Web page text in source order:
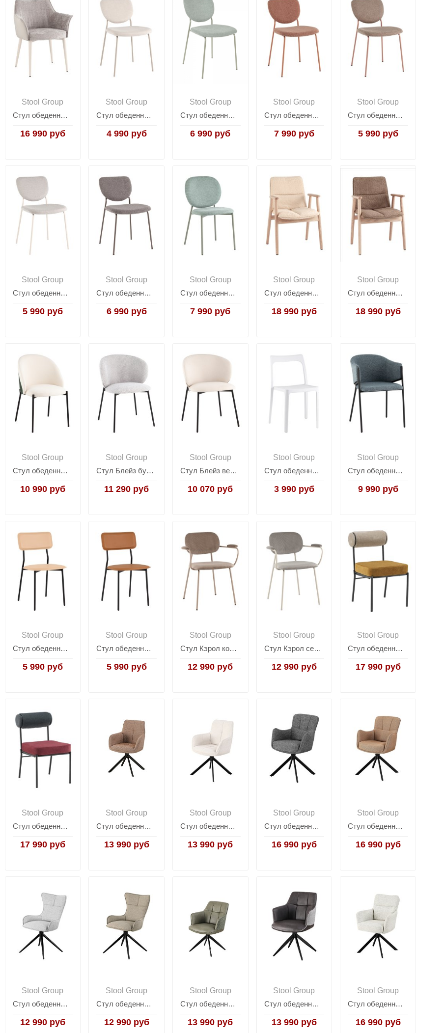
Stool Group
Стул обеденный Feston слоновая кость букле с экокожей
16 990 руб
Stool Group
Стул обеденный Gigi шенилл бежевый кремовые ножки
4 990 руб
Stool Group
Стул обеденный Gigi шенилл зеленый
6 990 руб
Stool Group
Стул обеденный Gigi коричневый букле розовые ножки
7 990 руб
Stool Group
Стул обеденный Gigi шенилл коричневый розовые ножки
5 990 руб
Stool Group
Стул обеденный Gigi шенилл серый белые ножки
5 990 руб
Stool Group
Стул обеденный Gigi тёмно-серый букле серые ножки
6 990 руб
Stool Group
Стул обеденный Pip зеленый
7 990 руб
Stool Group
Стул обеденный Philo с бежевый
18 990 руб
Stool Group
Стул обеденный Philo коричневый
18 990 руб
Stool Group
Стул обеденный Adelinde бежевый с зеленой экокожей
10 990 руб
Stool Group
Стул Блейз букле светло-серый
11 290 руб
Stool Group
Стул Блейз велюр молочный
10 070 руб
Stool Group
Стул обеденный Marty пластиковый белый
3 990 руб
Stool Group
Стул обеденный Carmel голубой
9 990 руб
Stool Group
Стул обеденный Mikkie бежевый
5 990 руб
Stool Group
Стул обеденный Mikkie коричневый
5 990 руб
Stool Group
Стул Кэрол коричневый бежевые ножки
12 990 руб
Stool Group
Стул Кэрол серый
12 990 руб
Stool Group
Стул обеденный Ponpoun бежевый терракотовый
17 990 руб
Stool Group
Стул обеденный Ponpoun тёмно-серый бордо
17 990 руб
Stool Group
Стул обеденный Edme коралловый
13 990 руб
Stool Group
Стул обеденный Edme кремовый
13 990 руб
Stool Group
Стул обеденный Eima тёмно-серый
16 990 руб
Stool Group
Стул обеденный Eima терракотовый
16 990 руб
Stool Group
Стул обеденный Irigo светло-серый
12 990 руб
Stool Group
Стул обеденный Irigo серо-бежевый
12 990 руб
Stool Group
Стул обеденный Naya зеленый экокожа букле
13 990 руб
Stool Group
Стул обеденный Naya серый экокожа букле
13 990 руб
Stool Group
Стул обеденный Rue светло-серый
16 990 руб